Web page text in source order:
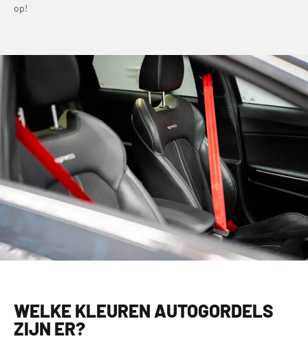
op!
WELKE KLEUREN AUTOGORDELS
ZIJN ER?